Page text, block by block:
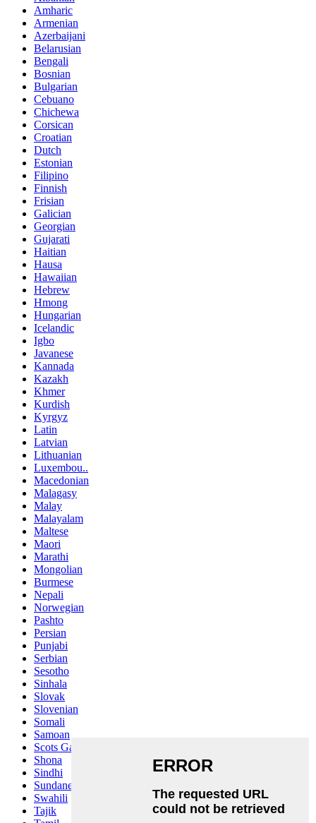
Amharic
Armenian
Azerbaijani
Belarusian
Bengali
Bosnian
Bulgarian
Cebuano
Chichewa
Corsican
Croatian
Dutch
Estonian
Filipino
Finnish
Frisian
Galician
Georgian
Gujarati
Haitian
Hausa
Hawaiian
Hebrew
Hmong
Hungarian
Icelandic
Igbo
Javanese
Kannada
Kazakh
Khmer
Kurdish
Kyrgyz
Latin
Latvian
Lithuanian
Luxembou..
Macedonian
Malagasy
Malay
Malayalam
Maltese
Maori
Marathi
Mongolian
Burmese
Nepali
Norwegian
Pashto
Persian
Punjabi
Serbian
Sesotho
Sinhala
Slovak
Slovenian
Somali
Samoan
Scots Gaelic
Shona
Sindhi
Sundanese
Swahili
Tajik